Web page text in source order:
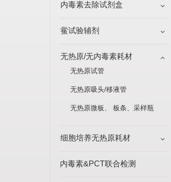
内毒素去除试剂盒
鲎试验辅剂
无热原/无内毒素耗材
无热原试管
无热原吸头/移液管
无热原微板、 板条、采样瓶
细胞培养无热原耗材
内毒素&PCT联合检测